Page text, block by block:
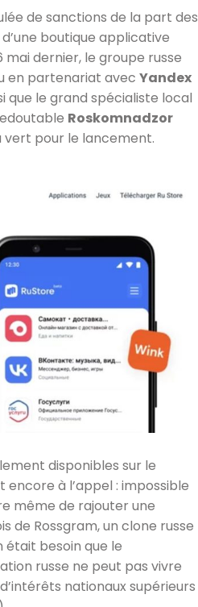
de sanctions de la part des
boutique applicative
dernier, le groupe russe
en partenariat avec Yandex
que le grand spécialiste local
Roskomnadzor
vert pour le lancement.
disponibles sur le
encore à l’appel : impossible
même de rajouter une
de Rossgram, un clone russe
était besoin que le
russe ne peut pas vivre
nationaux supérieurs